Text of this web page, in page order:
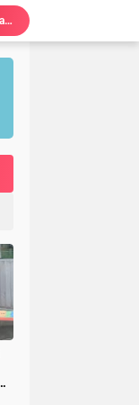
Judi Togel Terang-Terangan Di Lubuk Pakam Beringin, Warga Pertanyakan Kinerja Polresta Deli Serdang
Ciptakan Generasi Muda Tertib Berkendara, Satlantas Polres Langkat Bekali Pelajar SMP.
Polres Langkat Amankan Ibadah Minggu di Empat Gereja, Wujud Komitmen Jaga Kerukunan Umat Beragama.
Kapolres Langkat Salurkan Bantuan dan Trauma Healing bagi Korban Pencabulan di Secanggang.